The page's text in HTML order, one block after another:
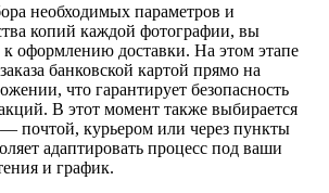
необходимых параметров и
копий каждой фотографии, вы
к оформлению доставки. На этом этапе
банковской картой прямо на
что гарантирует безопасность
В этот момент также выбирается
— почтой, курьером или через пункты
адаптировать процесс под ваши
и график.